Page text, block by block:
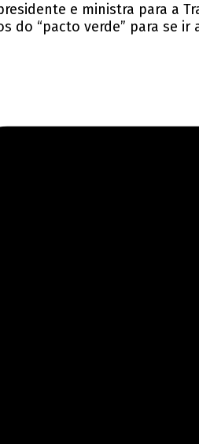
e ministra para a
do “pacto verde” para se